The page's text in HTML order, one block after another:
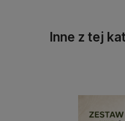
Inne z tej